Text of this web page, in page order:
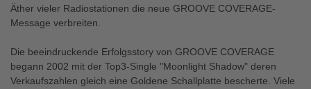
Äther vieler Radiostationen die neue GROOVE COVERAGE-
Message verbreiten.
Die beeindruckende Erfolgsstory von GROOVE COVERAGE
begann 2002 mit der Top3-Single "Moonlight Shadow" deren
Verkaufszahlen gleich eine Goldene Schallplatte bescherte. Viele